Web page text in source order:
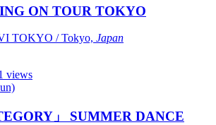
ON TOUR TOKYO
TOKYO / Tokyo, Japan
views
」 SUMMER DANCE